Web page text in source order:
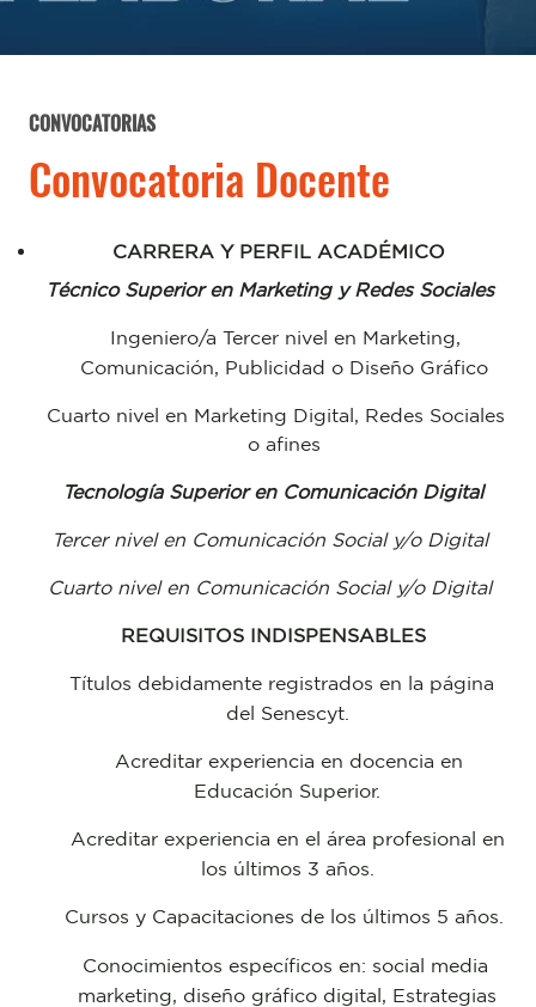
CONVOCATORIAS
Convocatoria Docente
CARRERA Y PERFIL ACADÉMICO
Técnico Superior en Marketing y Redes Sociales
Ingeniero/a Tercer nivel en Marketing,
Comunicación, Publicidad o Diseño Gráfico
Cuarto nivel en Marketing Digital, Redes Sociales
o afines
Tecnología Superior en Comunicación Digital
Tercer nivel en Comunicación Social y/o Digital
Cuarto nivel en Comunicación Social y/o Digital
REQUISITOS INDISPENSABLES
Títulos debidamente registrados en la página
del Senescyt.
Acreditar experiencia en docencia en
Educación Superior.
Acreditar experiencia en el área profesional en
los últimos 3 años.
Cursos y Capacitaciones de los últimos 5 años.
Conocimientos específicos en: social media
marketing, diseño gráfico digital, Estrategias